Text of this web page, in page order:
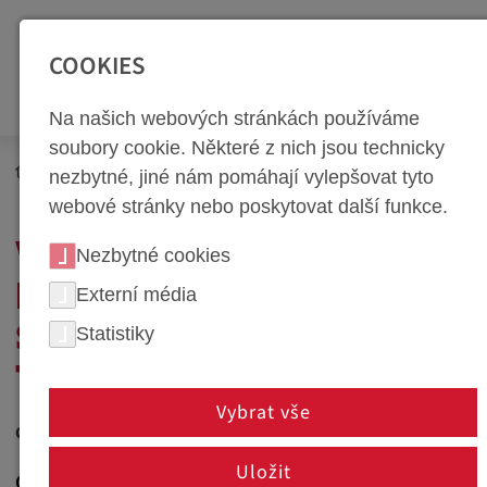
Zur Top Navigation springen [Alt+1]Zur Hauptnavigation
Newsroom Novinky
WEBA TECHDAYS –
INSPIRATIVNÍ CESTA DO
SVĚTA NÁSTROJÁRNY A
TVÁŘECÍ TECHNOLOGIE
05. listopadu 2018
COOKIES
Na našich webových stránkách používáme
soubory cookie. Některé z nich jsou technicky
nezbytné, jiné nám pomáhají vylepšovat tyto
webové stránky nebo poskytovat další funkce.
Nezbytné cookies
Externí média
Statistiky
Vybrat vše
Uložit